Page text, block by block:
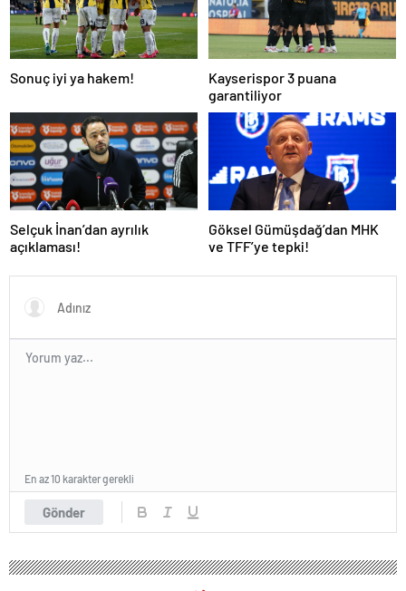
Sonuç iyi ya hakem!
Kayserispor 3 puana
garantiliyor
Selçuk İnan’dan ayrılık
açıklaması!
Göksel Gümüşdağ’dan MHK
ve TFF’ye tepki!
Gönder
En az 10 karakter gerekli